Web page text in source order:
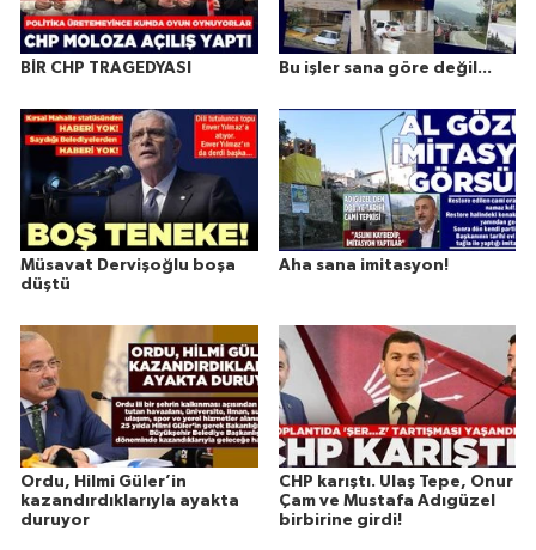
BİR CHP TRAGEDYASI Bu işler sana göre değil...
Müsavat Dervişoğlu boşa
düştü
Aha sana imitasyon!
Ordu, Hilmi Güler’in
kazandırdıklarıyla ayakta
duruyor
CHP karıştı. Ulaş Tepe, Onur
Çam ve Mustafa Adıgüzel
birbirine girdi!